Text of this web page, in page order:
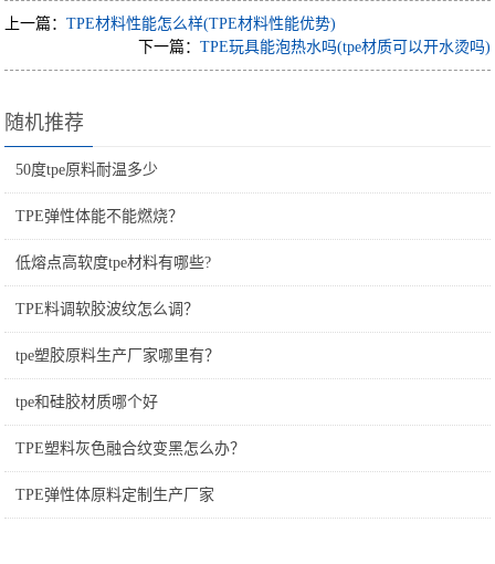
上一篇：TPE材料性能怎么样(TPE材料性能优势)
下一篇： TPE玩具能泡热水吗(tpe材质可以开水烫吗)
随机推荐
50度tpe原料耐温多少
TPE弹性体能不能燃烧？
低熔点高软度tpe材料有哪些?
TPE料调软胶波纹怎么调？
tpe塑胶原料生产厂家哪里有？
tpe和硅胶材质哪个好
TPE塑料灰色融合纹变黑怎么办？
TPE弹性体原料定制生产厂家